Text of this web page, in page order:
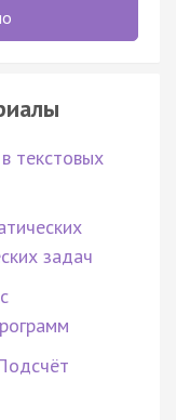
текстовых
задач